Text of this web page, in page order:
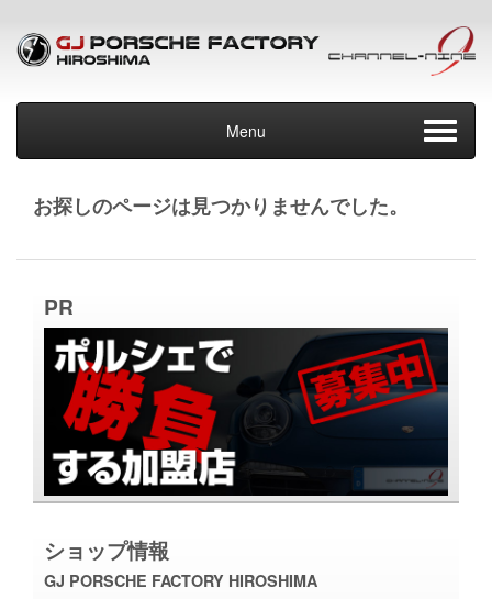
Menu
お探しのページは見つかりませんでした。
PR
ショップ情報
GJ PORSCHE FACTORY HIROSHIMA